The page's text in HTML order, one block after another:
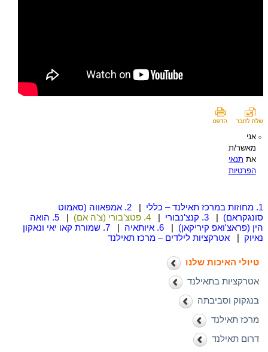
אני
מאשר/ת
את תנאי
הפרטיות
1. מחוזות במרכז תאילנד – כללי |
2. אמפאווה (סאמוט
סונגקראם) | 3. קנצ'נבורי | 4. פטצ'בורי (צ'ה אם) |
5. הואה
הין (פראצ'ואפ קיריקאן) | 6. איותאיה |
7. שמורת קאו יאי ונאקון
נאיוק | אטרקציות לילדים – מרכז תאילנד
טיולי האיכות שלנו
אטרקציות בתאילנד
בנגקוק וסביבתה
מרכז תאילנד
דרום תאילנד